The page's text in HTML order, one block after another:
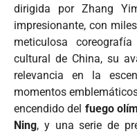
dirigida por Zhang
impresionante, con
meticulosa
cultural de China, su
relevancia en la
momentos
encendido del fuego
Ning, y una serie de